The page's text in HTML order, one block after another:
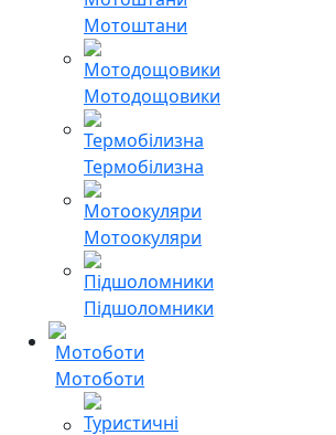
Мотоштани
Мотодощовики
Термобілизна
Мотоокуляри
Підшоломники
Мотоботи